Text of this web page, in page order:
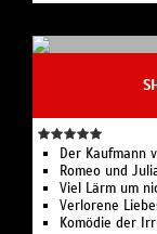
Der Kaufmann
Romeo und
Viel Lärm um
Verlorene
Komödie der